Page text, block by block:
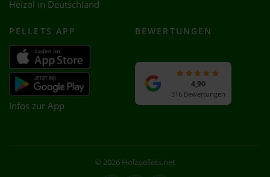
Heizöl in Deutschland
PELLETS APP
Infos zur App
BEWERTUNGEN
4,90
316 Bewertungen
© 2026 Holzpellets.net